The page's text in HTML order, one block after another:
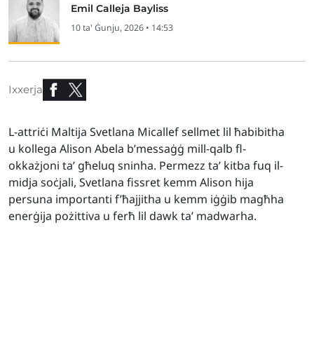
Emil Calleja Bayliss
10 ta' Ġunju, 2026 • 14:53
Ixxerja
L-attriċi Maltija Svetlana Micallef sellmet lil ħabibitha
u kollega Alison Abela b’messaġġ mill-qalb fl-
okkażjoni ta’ għeluq sninha. Permezz ta’ kitba fuq il-
midja soċjali, Svetlana fissret kemm Alison hija
persuna importanti f’ħajjitha u kemm iġġib magħha
enerġija pożittiva u ferħ lil dawk ta’ madwarha.